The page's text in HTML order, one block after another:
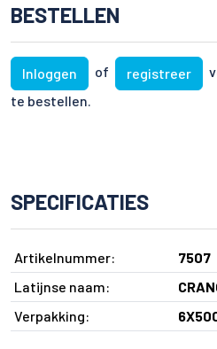
BESTELLEN
Inloggen of registreer
te bestellen.
SPECIFICATIES
Artikelnummer:
7507
Latijnse naam:
Verpakking: